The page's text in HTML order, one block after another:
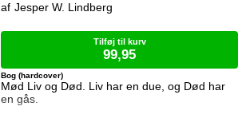
Mød Liv og Død. Liv har en due, og Død har
en gås.
Bog (hardcover)
Jesper W. Lindberg
Tilføj til kurv
99,95